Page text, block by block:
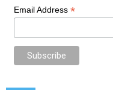
Email Address *